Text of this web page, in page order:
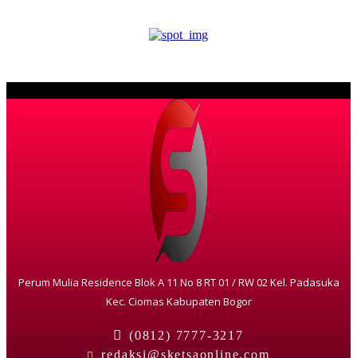
Perum Mulia Residence Blok A 11 No 8 RT 01 / RW 02 Kel. Padasuka
Kec. Ciomas Kabupaten Bogor
(0812) 7777-3217
redaksi@sketsaonline.com